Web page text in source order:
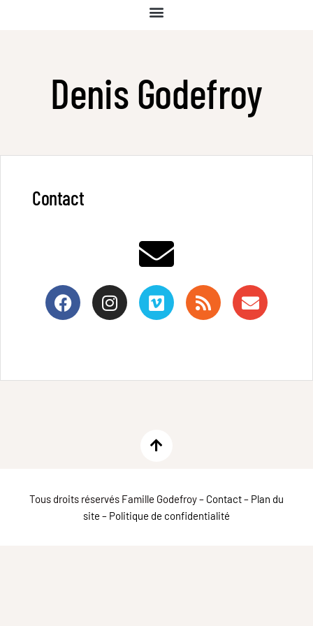
Denis Godefroy
Contact
Tous droits réservés Famille Godefroy – Contact– Plan du
site – Politique de confidentialité